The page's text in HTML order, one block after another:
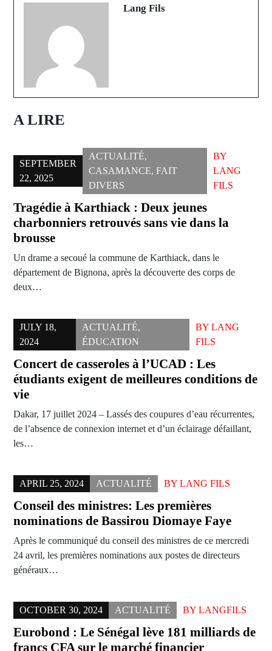
Lang Fils
A LIRE
SEPTEMBER
22, 2025
ACTUALITÉ,
CASAMANCE, FAIT
DIVERS
BY
LANG
FILS
Tragédie à Karthiack : Deux jeunes
charbonniers retrouvés sans vie dans la
brousse
Un drame a secoué la commune de Karthiack, dans le
département de Bignona, après la découverte des corps de
deux…
JULY 18,
2024
ACTUALITÉ,
ÉDUCATION
BYLANG
FILS
Concert de casseroles à l’UCAD : Les
étudiants exigent de meilleures conditions de
vie
Dakar, 17 juillet 2024 – Lassés des coupures d’eau récurrentes,
de l’absence de connexion internet et d’un éclairage défaillant,
les…
APRIL 25, 2024 ACTUALITÉ BY LANG FILS
Conseil des ministres: Les premières
nominations de Bassirou Diomaye Faye
Après le communiqué du conseil des ministres de ce mercredi
24 avril, les premières nominations aux postes de directeurs
généraux…
OCTOBER 30, 2024 ACTUALITÉ BY LANGFILS
Eurobond : Le Sénégal lève 181 milliards de
francs CFA sur le marché financier